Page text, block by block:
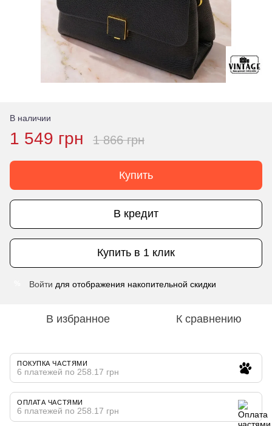
В наличии
1 549 грн 1 866 грн
Купить
В кредит
Купить в 1 клик
Войти для отображения накопительной скидки
В избранное К сравнению
ПОКУПКА ЧАСТЯМИ
6 платежей по 258.17 грн
ОПЛАТА ЧАСТЯМИ
6 платежей по 258.17 грн